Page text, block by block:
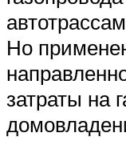
Но
затраты на